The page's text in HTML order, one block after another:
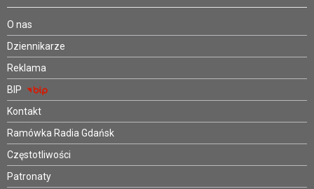
O nas
Dziennikarze
Reklama
BIP
Kontakt
Ramówka Radia Gdańsk
Częstotliwości
Patronaty